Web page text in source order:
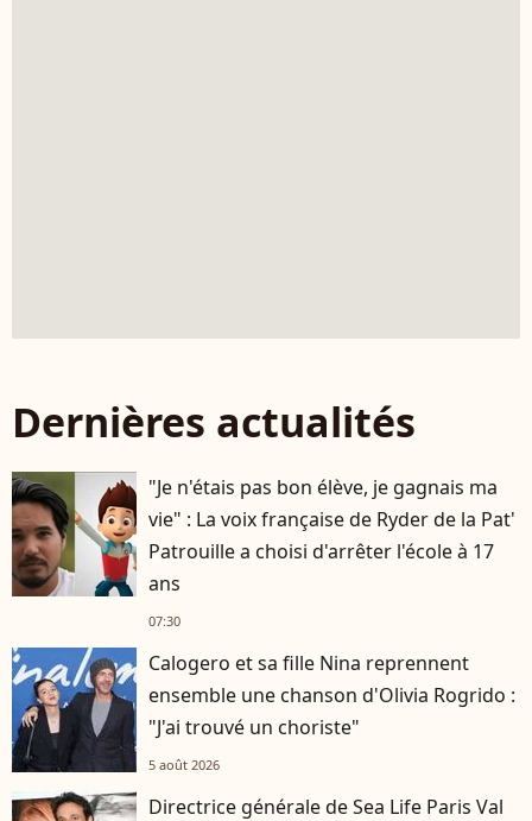
Dernières actualités
"Je n'étais pas bon élève, je gagnais ma
vie" : La voix française de Ryder de la Pat'
Patrouille a choisi d'arrêter l'école à 17
ans
07:30
Calogero et sa fille Nina reprennent
ensemble une chanson d'Olivia Rogrido :
"J'ai trouvé un choriste"
5 août 2026
Directrice générale de Sea Life Paris Val